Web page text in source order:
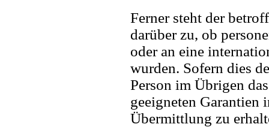
Ferner steht der
darüber zu, ob
oder an eine
wurden. Sofern dies
Person im Übrigen
geeigneten Garantien
Übermittlung zu